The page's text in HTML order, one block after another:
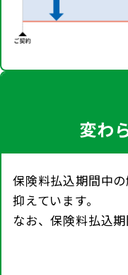
変わ
保険料払込期間中
抑えています。
なお、保険料払込